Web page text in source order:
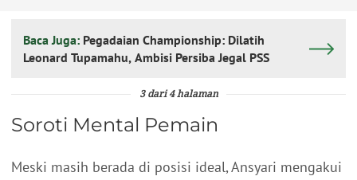
Baca Juga: Pegadaian Championship: Dilatih
Leonard Tupamahu, Ambisi Persiba Jegal PSS
3 dari 4 halaman
Soroti Mental Pemain
Meski masih berada di posisi ideal, Ansyari mengakui